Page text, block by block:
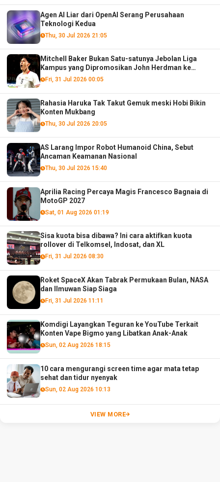
Agen AI Liar dari OpenAI Serang Perusahaan
Teknologi Kedua
Thu, 30 Jul 2026 21:05
Mitchell Baker Bukan Satu-satunya Jebolan Liga
Kampus yang Dipromosikan John Herdman ke
Timnas Senior!
Fri, 31 Jul 2026 00:05
Rahasia Haruka Tak Takut Gemuk meski Hobi Bikin
Konten Mukbang
Thu, 30 Jul 2026 20:05
AS Larang Impor Robot Humanoid China, Sebut
Ancaman Keamanan Nasional
Thu, 30 Jul 2026 15:40
Aprilia Racing Percaya Magis Francesco Bagnaia di
MotoGP 2027
Sat, 01 Aug 2026 01:19
Sisa kuota bisa dibawa? Ini cara aktifkan kuota
rollover di Telkomsel, Indosat, dan XL
Fri, 31 Jul 2026 08:30
Roket SpaceX Akan Tabrak Permukaan Bulan, NASA
dan Ilmuwan Siap Siaga
Fri, 31 Jul 2026 11:11
Komdigi Layangkan Teguran ke YouTube Terkait
Konten Vape Bigmo yang Libatkan Anak-Anak
Sun, 02 Aug 2026 18:15
10 cara mengurangi screen time agar mata tetap
sehat dan tidur nyenyak
Sun, 02 Aug 2026 10:13
VIEW MORE